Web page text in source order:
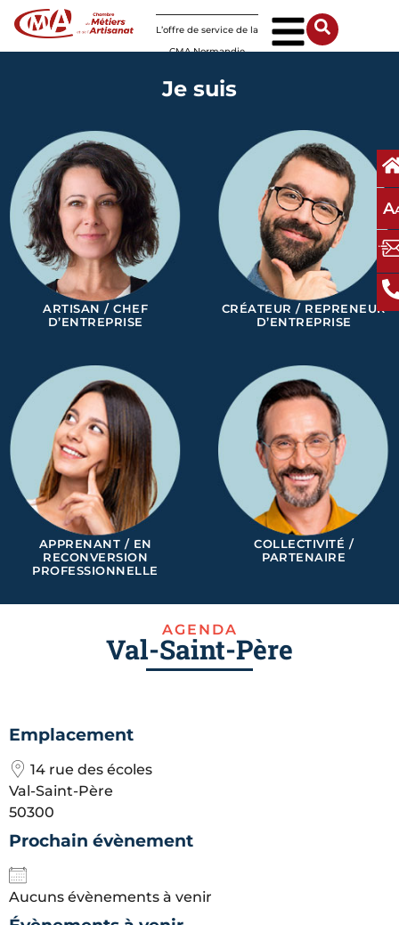
L’offre de service de la
CMA Normandie
A
Je suis
ARTISAN / CHEF
D’ENTREPRISE
CRÉATEUR / REPRENEUR
D’ENTREPRISE
APPRENANT / EN
RECONVERSION
PROFESSIONNELLE
COLLECTIVITÉ /
PARTENAIRE
AGENDA
Val-Saint-Père
Emplacement
14 rue des écoles
Val-Saint-Père
50300
Prochain évènement
Aucuns évènements à venir
Panneau de gestion des cookies